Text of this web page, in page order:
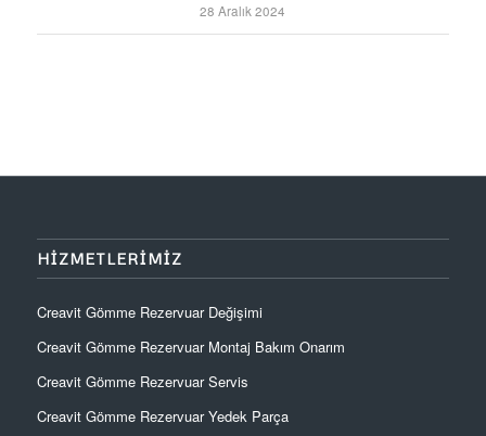
28 Aralık 2024
HIZMETLERIMIZ
Creavit Gömme Rezervuar Değişimi
Creavit Gömme Rezervuar Montaj Bakım Onarım
Creavit Gömme Rezervuar Servis
Creavit Gömme Rezervuar Yedek Parça